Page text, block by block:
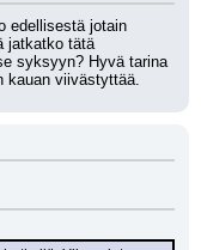
edellisestä jotain
jatkatko tätä
syksyyn? Hyvä tarina
kauan viivästyttää.